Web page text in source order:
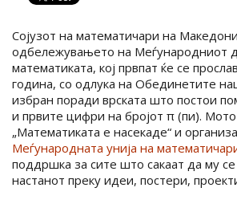
Сојузот на математичари на
одбележувањето на Меѓународниот
математиката, кој првпат ќе се
година, со одлука на Обединетите
избран поради врската што постои
и првите цифри на бројот π (пи). Мото
„Математиката е насекаде“ и
Меѓународната унија на
поддршка за сите што сакаат да му се
настанот преку идеи, постери,